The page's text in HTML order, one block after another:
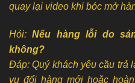
quay lại video khi bóc mở
Hỏi:Nếu hàng lỗi do
không?
Đáp: Quý khách yêu cầu trả
vụ đổi hàng mới hoặc